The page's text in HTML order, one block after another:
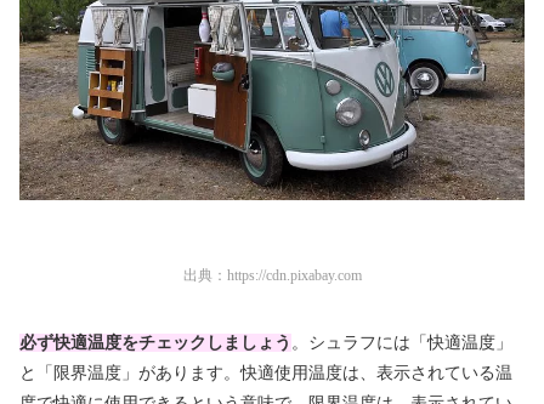
出典： https://cdn.pixabay.com
必ず快適温度をチェックしましょう 。シュラフには 「快適温度」
と
「限界温度」 があります 。快適使用温度は、表示されている温